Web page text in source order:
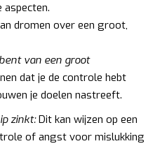
dromen over een groot,
van een groot
dat je de controle hebt
je doelen nastreeft.
zinkt:Dit kan wijzen op een
of angst voor mislukking